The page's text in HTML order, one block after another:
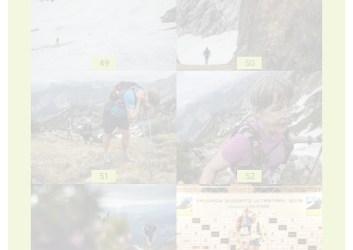
49 50
51 52